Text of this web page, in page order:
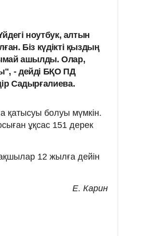
ноутбук, алтын
Біз күдікті қыздың
ашылды. Олар,
- дейді БҚО ПД
Садырғалиева.
қатысуы болуы мүмкін.
ұқсас 151 дерек
12 жылға дейін
Е. Карин